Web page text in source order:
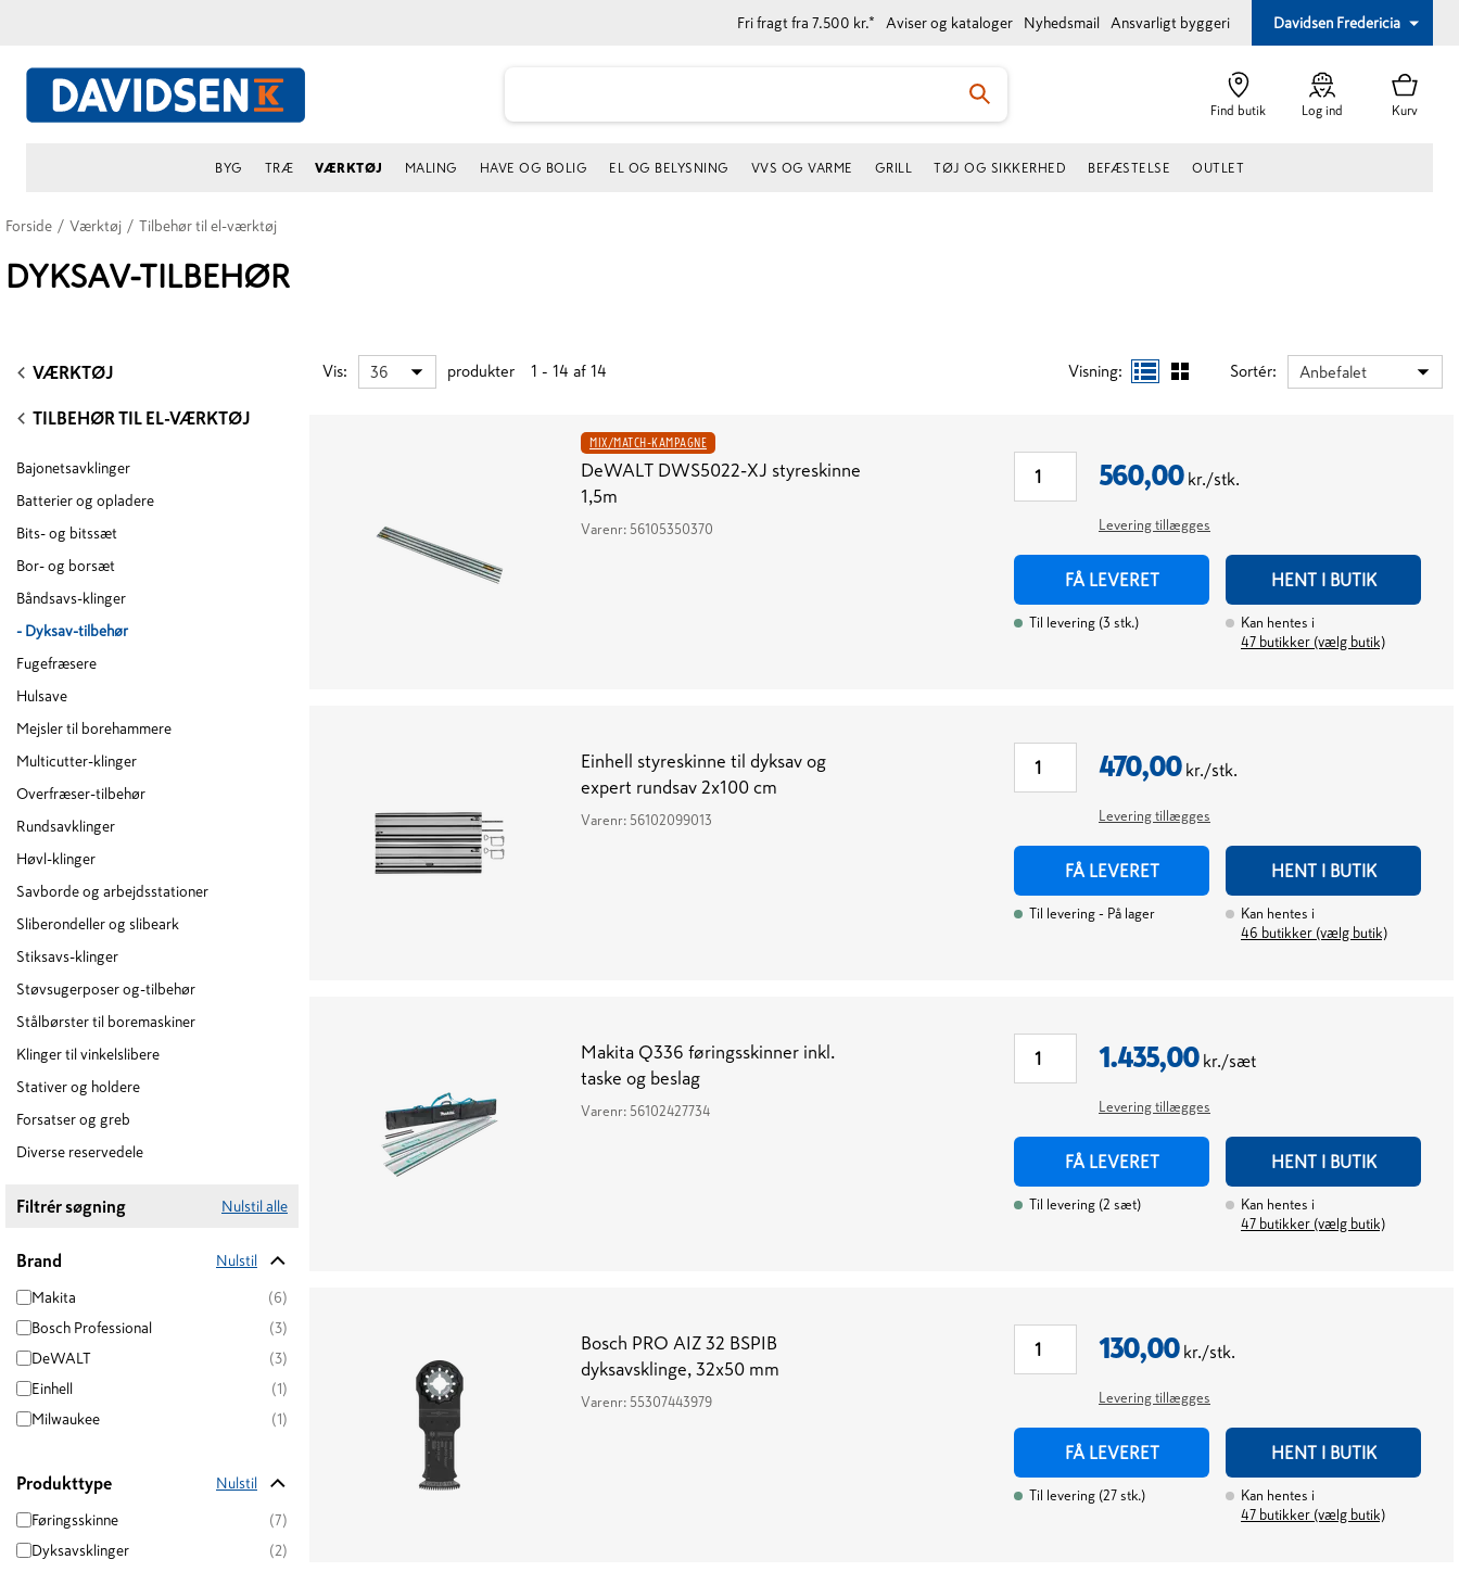
Fri fragt fra 7.500 kr.* Aviser og kataloger Nyhedsmail Ansvarligt byggeri Davidsen Fredericia
Find butik Log ind Kurv
BYG TRÆ VÆRKTØJ MALING HAVE OG BOLIG EL OG BELYSNING VVS OG VARME GRILL TØJ OG SIKKERHED BEFÆSTELSE OUTLET
Forside / Værktøj / Tilbehør til el-værktøj
DYKSAV-TILBEHØR
VÆRKTØJ
TILBEHØR TIL EL-VÆRKTØJ
Bajonetsavklinger
Batterier og opladere
Bits- og bitssæt
Bor- og borsæt
Båndsavs-klinger
- Dyksav-tilbehør
Fugefræsere
Hulsave
Mejsler til borehammere
Multicutter-klinger
Overfræser-tilbehør
Rundsavklinger
Høvl-klinger
Savborde og arbejdsstationer
Sliberondeller og slibeark
Stiksavs-klinger
Støvsugerposer og-tilbehør
Stålbørster til boremaskiner
Klinger til vinkelslibere
Stativer og holdere
Forsatser og greb
Diverse reservedele
Filtrér søgning Nulstil alle
Brand Nulstil
Makita
(6)
Bosch Professional
(3)
DeWALT
(3)
Einhell
(1)
Milwaukee
(1)
Produkttype Nulstil
Føringsskinne
(7)
Dyksavsklinger
(2)
Vis: 36 produkter 1 - 14 af 14 Visning: Sortér: Anbefalet
MIX/MATCH-KAMPAGNE
DeWALT DWS5022-XJ styreskinne
1,5m
Varenr: 56105350370
560,00 kr./stk.
Levering tillægges
FÅ LEVERET HENT I BUTIK
Til levering (3 stk.)
Kan hentes i
47 butikker (vælg butik)
Einhell styreskinne til dyksav og
expert rundsav 2x100 cm
Varenr: 56102099013
470,00 kr./stk.
Levering tillægges
FÅ LEVERET HENT I BUTIK
Til levering - På lager
Kan hentes i
46 butikker (vælg butik)
Makita Q336 føringsskinner inkl.
taske og beslag
Varenr: 56102427734
1.435,00 kr./sæt
Levering tillægges
FÅ LEVERET HENT I BUTIK
Til levering (2 sæt)
Kan hentes i
47 butikker (vælg butik)
Bosch PRO AIZ 32 BSPIB
dyksavsklinge, 32x50 mm
Varenr: 55307443979
130,00 kr./stk.
Levering tillægges
FÅ LEVERET HENT I BUTIK
Til levering (27 stk.)
Kan hentes i
47 butikker (vælg butik)